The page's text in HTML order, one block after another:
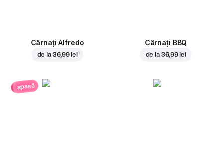
Cârnați Alfredo
de la 36,99 lei
Cârnați BBQ
de la 36,99 lei
apasă